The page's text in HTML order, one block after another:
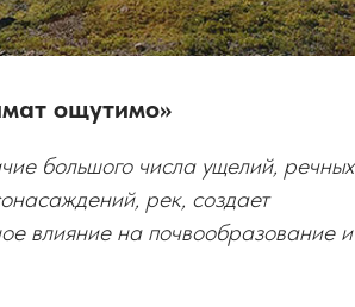
ощутимо»
большого числа ущелий, речных
рек, создает
влияние на почвообразование и